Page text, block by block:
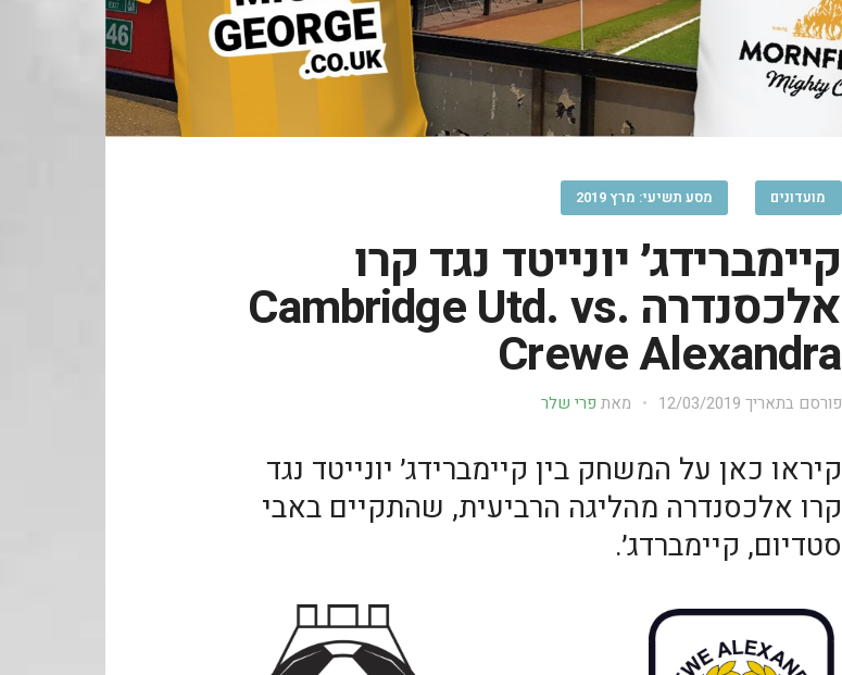
מועדונים מסע תשיעי: מרץ 2019
קיימברידג׳ יונייטד נגד קרו
אלכסנדרה Cambridge Utd. vs.
Crewe Alexandra
פורסם בתאריך 12/03/2019 מאת פרי שלר
קיראו כאן על המשחק בין קיימברידג׳ יונייטד נגד
קרו אלכסנדרה מהליגה הרביעית, שהתקיים באבי
סטדיום, קיימברדג׳.